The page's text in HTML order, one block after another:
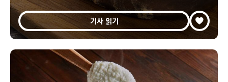
기사 읽기